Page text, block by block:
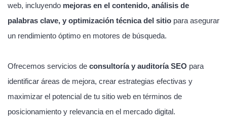
web, incluyendo mejoras en el contenido, análisis de
palabras clave, y optimización técnica del sitio para asegurar
un rendimiento óptimo en motores de búsqueda.
Ofrecemos servicios de consultoría y auditoría SEO para
identificar áreas de mejora, crear estrategias efectivas y
maximizar el potencial de tu sitio web en términos de
posicionamiento y relevancia en el mercado digital.